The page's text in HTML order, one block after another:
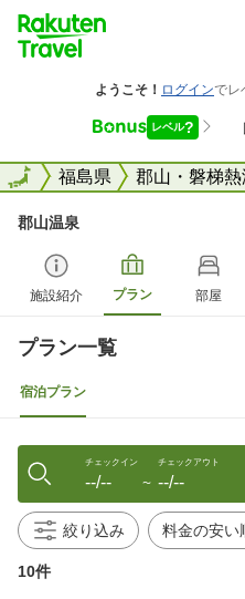
全国福島県 郡山・磐梯熱
全国
郡山温泉
施設紹介 プラン 部屋
プラン一覧
宿泊プラン
チェックイン
--/-- 〜
チェックアウト
--/--
絞り込み
10件